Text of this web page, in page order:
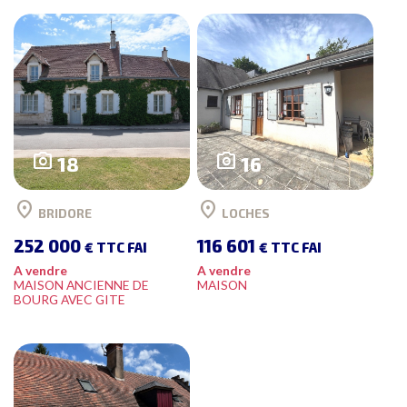
photo_camera18
location_on BRIDORE
252 000€ TTC FAI
A vendre
MAISON ANCIENNE DE
BOURG AVEC GITE
photo_camera16
location_on LOCHES
116 601€ TTC FAI
A vendre
MAISON